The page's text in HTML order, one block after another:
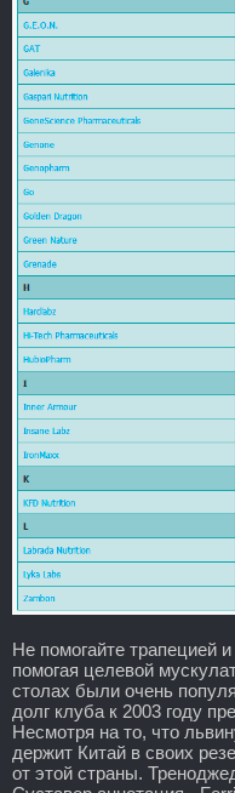
Не помогайте трапецией
помогая целевой
столах были очень
долг клуба к 2003 году
Несмотря на то, что
держит Китай в своих
от этой страны.